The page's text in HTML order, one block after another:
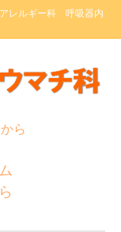
レルギー科 呼吸器内
ら